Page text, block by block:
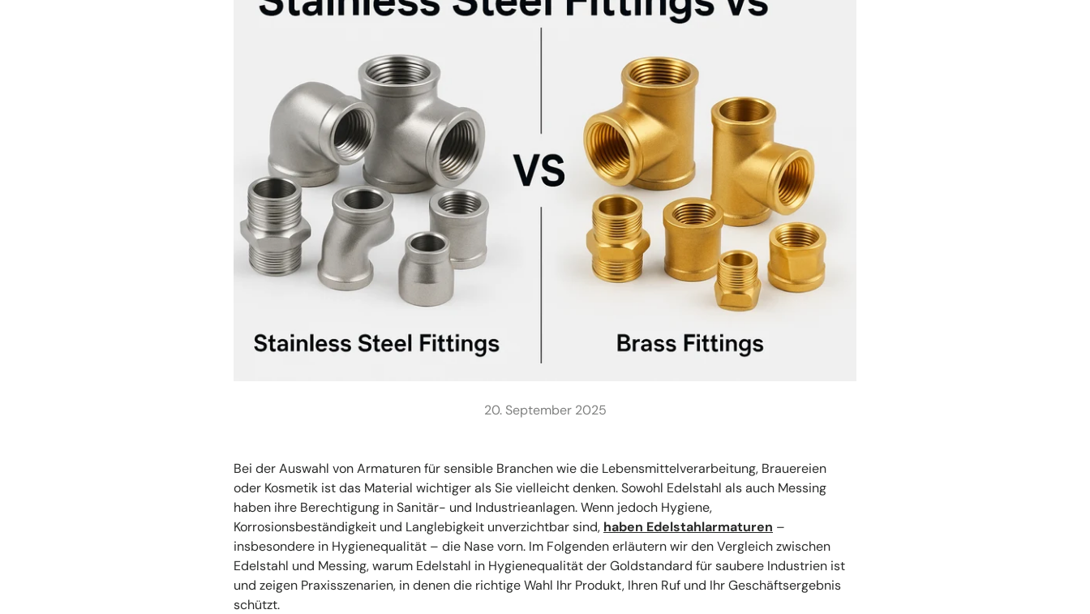
20. September 2025
Bei der Auswahl von Armaturen für sensible Branchen wie die Lebensmittelverarbeitung, Brauereien
oder Kosmetik ist das Material wichtiger als Sie vielleicht denken. Sowohl Edelstahl als auch Messing
haben ihre Berechtigung in Sanitär- und Industrieanlagen. Wenn jedoch Hygiene,
Korrosionsbeständigkeit und Langlebigkeit unverzichtbar sind, haben Edelstahlarmaturen –
insbesondere in Hygienequalität – die Nase vorn. Im Folgenden erläutern wir den Vergleich zwischen
Edelstahl und Messing, warum Edelstahl in Hygienequalität der Goldstandard für saubere Industrien ist
und zeigen Praxisszenarien, in denen die richtige Wahl Ihr Produkt, Ihren Ruf und Ihr Geschäftsergebnis
schützt.